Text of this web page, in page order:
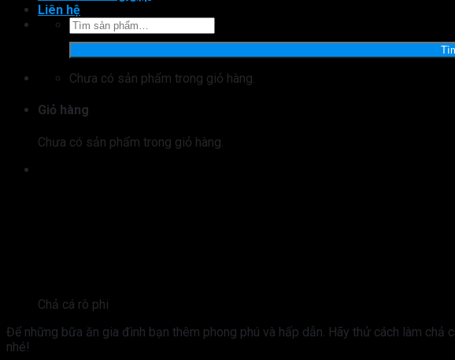
Liên hệ
Tìm
kiếm:
Chưa có sản phẩm trong giỏ hàng.
Giỏ hàng
Chưa có sản phẩm trong giỏ hàng.
Chả cá rô phi
Để những bữa ăn gia đình bạn thêm phong phú và hấp dẫn. Hãy thử cách làm
nhé!